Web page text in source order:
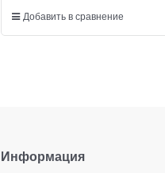
Добавить в сравнение
Информация